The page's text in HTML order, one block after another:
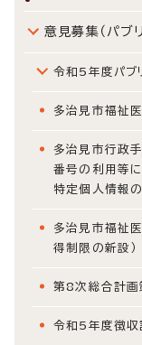
意見募集（パブリ
令和5年度パブ
多治見市福祉
多治見市行政
番号の利用等
特定個人情報
多治見市福祉
得制限の新設）
第8次総合計画
令和5年度徴収